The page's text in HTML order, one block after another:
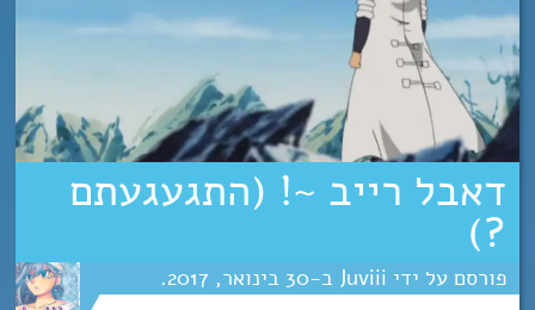
דאבל רייב ~! (התגעגעתם
?)
Juviii
30 ינואר 2017